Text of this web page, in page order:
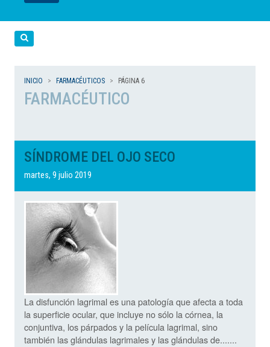
LEER
LEER
LEER
LEER
LEER
INICIO FARMACÉUTICOS PÁGINA 6
FARMACÉUTICO
SÍNDROME DEL OJO SECO
martes, 9 julio 2019
La disfunción lagrimal es una patología que afecta a toda
la superficie ocular, que incluye no sólo la córnea, la
conjuntiva, los párpados y la película lagrimal, sino
también las glándulas lagrimales y las glándulas de.......